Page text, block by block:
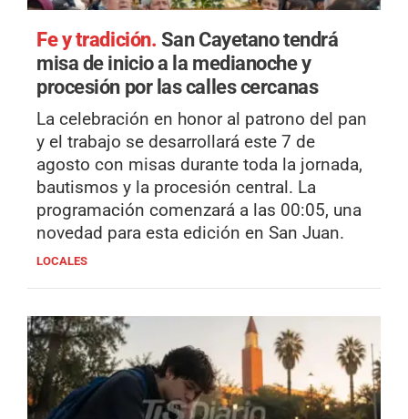
Fe y tradición. San Cayetano tendrá
misa de inicio a la medianoche y
procesión por las calles cercanas
La celebración en honor al patrono del pan
y el trabajo se desarrollará este 7 de
agosto con misas durante toda la jornada,
bautismos y la procesión central. La
programación comenzará a las 00:05, una
novedad para esta edición en San Juan.
LOCALES